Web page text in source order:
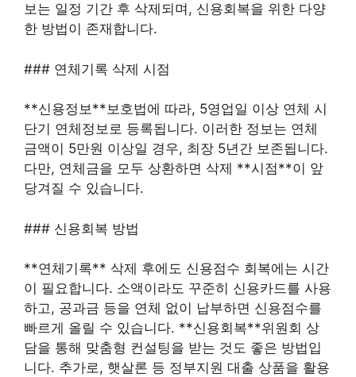
보는 일정 기간 후 삭제되며, 신용회복을 위한 다양
한 방법이 존재합니다.
### 연체기록 삭제 시점
**신용정보**보호법에 따라, 5영업일 이상 연체 시
단기 연체정보로 등록됩니다. 이러한 정보는 연체
금액이 5만원 이상일 경우, 최장 5년간 보존됩니다.
다만, 연체금을 모두 상환하면 삭제 **시점**이 앞
당겨질 수 있습니다.
### 신용회복 방법
**연체기록** 삭제 후에도 신용점수 회복에는 시간
이 필요합니다. 소액이라도 꾸준히 신용카드를 사용
하고, 공과금 등을 연체 없이 납부하면 신용점수를
빠르게 올릴 수 있습니다. **신용회복**위원회 상
담을 통해 맞춤형 컨설팅을 받는 것도 좋은 방법입
니다. 추가로, 햇살론 등 정부지원 대출 상품을 활용